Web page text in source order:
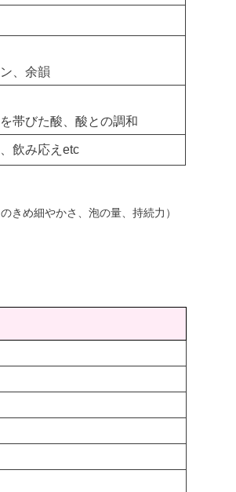
、余韻
帯びた酸、酸との調和
飲み応えetc
きめ細やかさ、泡の量、持続力）